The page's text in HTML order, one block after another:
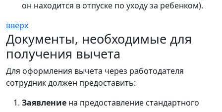
он находится в отпуске по уходу за ребенком).
вверх
Документы, необходимые для
получения вычета
Для оформления вычета через работодателя
сотрудник должен предоставить:
Заявление на предоставление стандартного